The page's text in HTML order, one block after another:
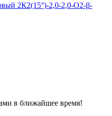
2К2(15°)-2,0-2,0-О2-β-
в ближайшее время!